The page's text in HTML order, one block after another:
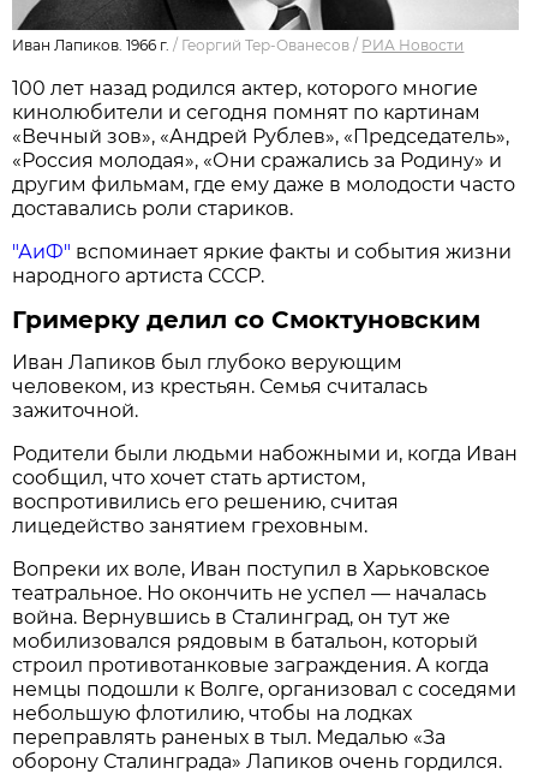
Иван Лапиков. 1966 г. / Георгий Тер-Ованесов / РИА Новости
100 лет назад родился актер, которого многие
кинолюбители и сегодня помнят по картинам
«Вечный зов», «Андрей Рублев», «Председатель»,
«Россия молодая», «Они сражались за Родину» и
другим фильмам, где ему даже в молодости часто
доставались роли стариков.
"АиФ" вспоминает яркие факты и события жизни
народного артиста СССР.
Гримерку делил со Смоктуновским
Иван Лапиков был глубоко верующим
человеком, из крестьян. Семья считалась
зажиточной.
Родители были людьми набожными и, когда Иван
сообщил, что хочет стать артистом,
воспротивились его решению, считая
лицедейство занятием греховным.
Вопреки их воле, Иван поступил в Харьковское
театральное. Но окончить не успел — началась
война. Вернувшись в Сталинград, он тут же
мобилизовался рядовым в батальон, который
строил противотанковые заграждения. А когда
немцы подошли к Волге, организовал с соседями
небольшую флотилию, чтобы на лодках
переправлять раненых в тыл. Медалью «За
оборону Сталинграда» Лапиков очень гордился.